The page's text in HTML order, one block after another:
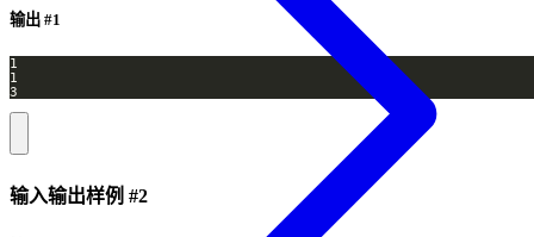
输出 #1
3
输入输出样例 #2